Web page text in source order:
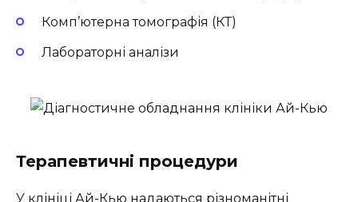
Комп’ютерна томографія (КТ)
Лабораторні аналізи
Терапевтичні процедури
У клініці Ай-Кью надаються різноманітні